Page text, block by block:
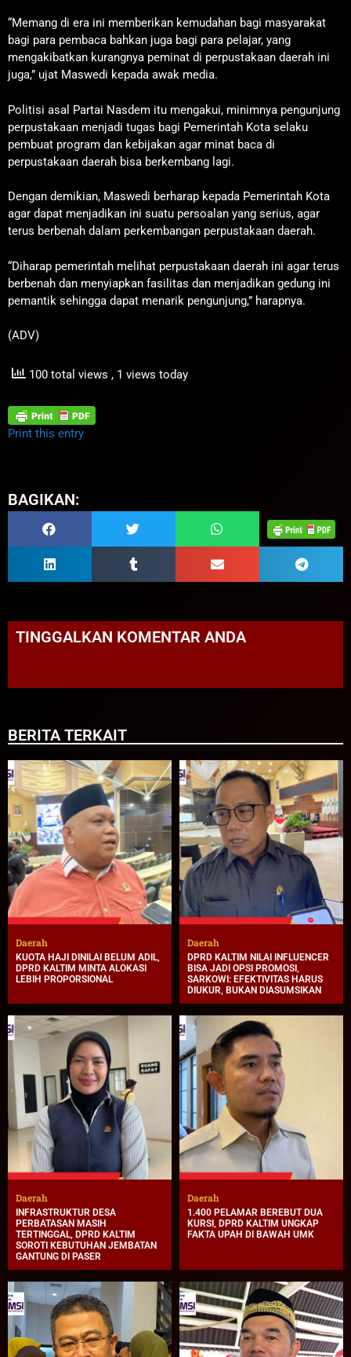
“Memang di era ini memberikan kemudahan bagi masyarakat
bagi para pembaca bahkan juga bagi para pelajar, yang
mengakibatkan kurangnya peminat di perpustakaan daerah ini
juga,” ujat Maswedi kepada awak media.
Politisi asal Partai Nasdem itu mengakui, minimnya pengunjung
perpustakaan menjadi tugas bagi Pemerintah Kota selaku
pembuat program dan kebijakan agar minat baca di
perpustakaan daerah bisa berkembang lagi.
Dengan demikian, Maswedi berharap kepada Pemerintah Kota
agar dapat menjadikan ini suatu persoalan yang serius, agar
terus berbenah dalam perkembangan perpustakaan daerah.
“Diharap pemerintah melihat perpustakaan daerah ini agar terus
berbenah dan menyiapkan fasilitas dan menjadikan gedung ini
pemantik sehingga dapat menarik pengunjung,” harapnya.
(ADV)
100 total views , 1 views today
Print this entry
BAGIKAN:
TINGGALKAN KOMENTAR ANDA
BERITA TERKAIT
Daerah
KUOTA HAJI DINILAI BELUM ADIL,
DPRD KALTIM MINTA ALOKASI
LEBIH PROPORSIONAL
Daerah
DPRD KALTIM NILAI INFLUENCER
BISA JADI OPSI PROMOSI,
SARKOWI: EFEKTIVITAS HARUS
DIUKUR, BUKAN DIASUMSIKAN
Daerah
INFRASTRUKTUR DESA
PERBATASAN MASIH
TERTINGGAL, DPRD KALTIM
SOROTI KEBUTUHAN JEMBATAN
GANTUNG DI PASER
Daerah
1.400 PELAMAR BEREBUT DUA
KURSI, DPRD KALTIM UNGKAP
FAKTA UPAH DI BAWAH UMK